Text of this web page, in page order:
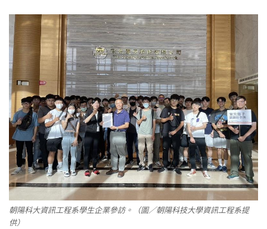
朝陽科大資訊工程系學生企業參訪。（圖／朝陽科技大學資訊工程系提
供）